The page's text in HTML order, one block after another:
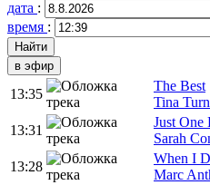
дата :
время :
в эфир
13:35
The Best
Tina
13:31
Just One
Sarah
13:28
When I
Marc